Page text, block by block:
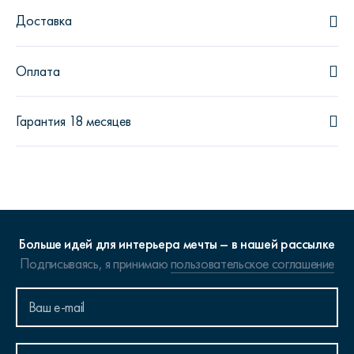
Доставка
Оплата
Гарантия 18 месяцев
Больше идей для интерьера мечты – в нашей рассылке
Подписываясь, я принимаюпользовательское соглашение